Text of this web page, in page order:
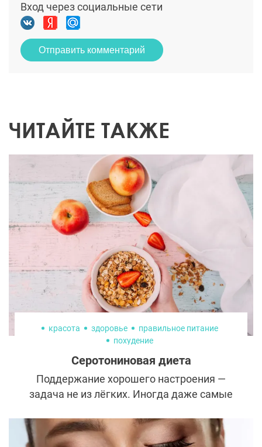
Вход через социальные сети
Отправить комментарий
ЧИТАЙТЕ ТАКЖЕ
красота здоровье
правильное питание
похудение
Серотониновая диета
Поддержание хорошего настроения —
задача не из лёгких. Иногда даже самые
окном или мелкие трудности на работе,
могут испортить весь день. А бывает, что